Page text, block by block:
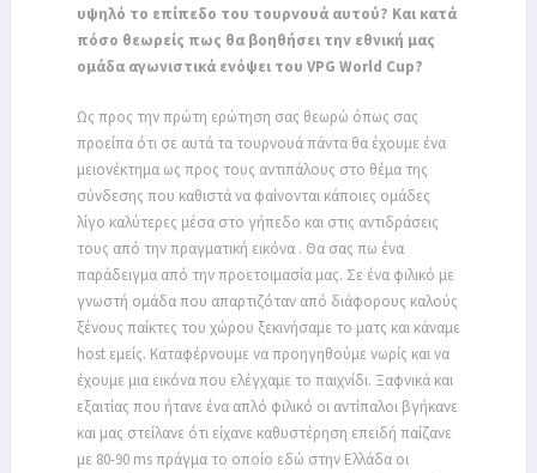
υψηλό το επίπεδο του τουρνουά αυτού? Και κατά
πόσο θεωρείς πως θα βοηθήσει την εθνική μας
ομάδα αγωνιστικά ενόψει του VPG World Cup?
Ως προς την πρώτη ερώτηση σας θεωρώ όπως σας
προείπα ότι σε αυτά τα τουρνουά πάντα θα έχουμε ένα
μειονέκτημα ως προς τους αντιπάλους στο θέμα της
σύνδεσης που καθιστά να φαίνονται κάποιες ομάδες
λίγο καλύτερες μέσα στο γήπεδο και στις αντιδράσεις
τους από την πραγματική εικόνα . Θα σας πω ένα
παράδειγμα από την προετοιμασία μας. Σε ένα φιλικό με
γνωστή ομάδα που απαρτιζόταν από διάφορους καλούς
ξένους παίκτες του χώρου ξεκινήσαμε το ματς και κάναμε
host εμείς. Καταφέρνουμε να προηγηθούμε νωρίς και να
έχουμε μια εικόνα που ελέγχαμε το παιχνίδι. Ξαφνικά και
εξαιτίας που ήτανε ένα απλό φιλικό οι αντίπαλοι βγήκανε
και μας στείλανε ότι είχανε καθυστέρηση επειδή παίζανε
με 80-90 ms πράγμα το οποίο εδώ στην Ελλάδα οι